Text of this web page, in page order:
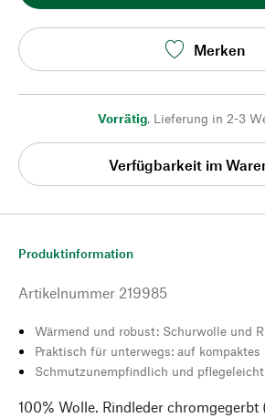
Merken
Vorrätig, Lieferung in 2-3
Verfügbarkeit im
Produktinformation
Artikelnummer 219985
Wärmend und robust: Schurwolle und
Praktisch für unterwegs: auf
Schmutzunempfindlich und pflegeleicht
100% Wolle. Rindleder chromgegerbt